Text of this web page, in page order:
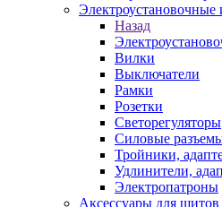
Электроустановочные
Назад
Вилки
Выключатели
Рамки
Розетки
Светорегуляторы
Силовые
Тройники,
Удлинители,
Электропатроны
Аксессуары для